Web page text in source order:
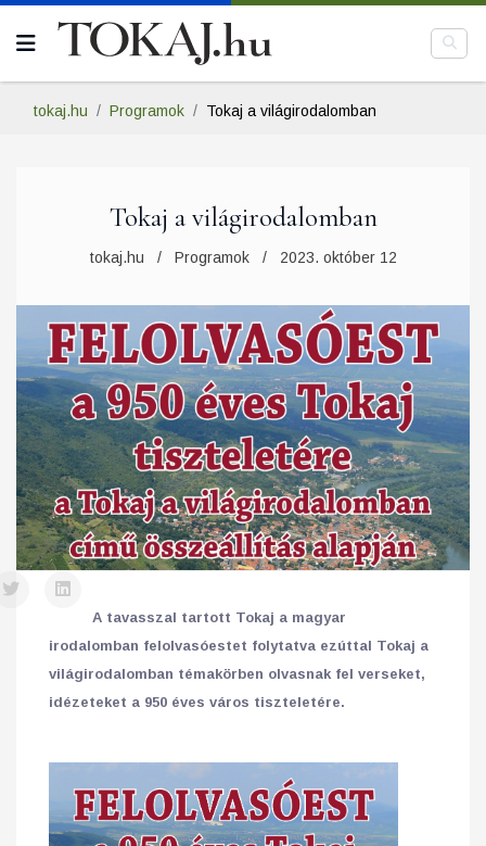
tokaj.hu Programok Tokaj a világirodalomban
Tokaj a világirodalomban
tokaj.hu Programok 2023. október 12
A tavasszal tartott Tokaj a magyar
irodalomban felolvasóestet folytatva ezúttal Tokaj a
világirodalomban témakörben olvasnak fel verseket,
idézeteket a 950 éves város tiszteletére.